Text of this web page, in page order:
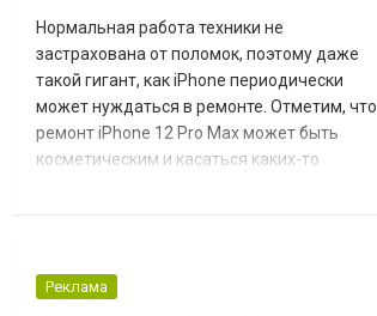
Нормальная работа техники не
застрахована от поломок, поэтому даже
такой гигант, как iPhone периодически
может нуждаться в ремонте. Отметим, что
ремонт iPhone 12 Pro Max может быть
косметическим и касаться каких-то
Киевские службы диагностики и ремонта
Реклама